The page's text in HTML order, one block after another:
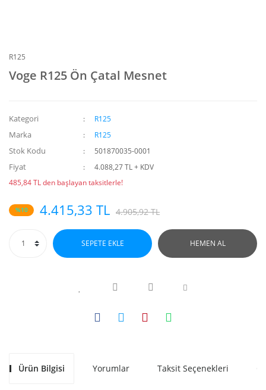
R125
Voge R125 Ön Çatal Mesnet
Kategori R125
Marka R125
Stok Kodu 501870035-0001
Fiyat
4.088,27 TL + KDV
485,84 TL den başlayan taksitlerle!
%10 4.415,33 TL 4.905,92 TL
SEPETE EKLE HEMEN AL
Ürün Bilgisi Yorumlar Taksit Seçenekleri